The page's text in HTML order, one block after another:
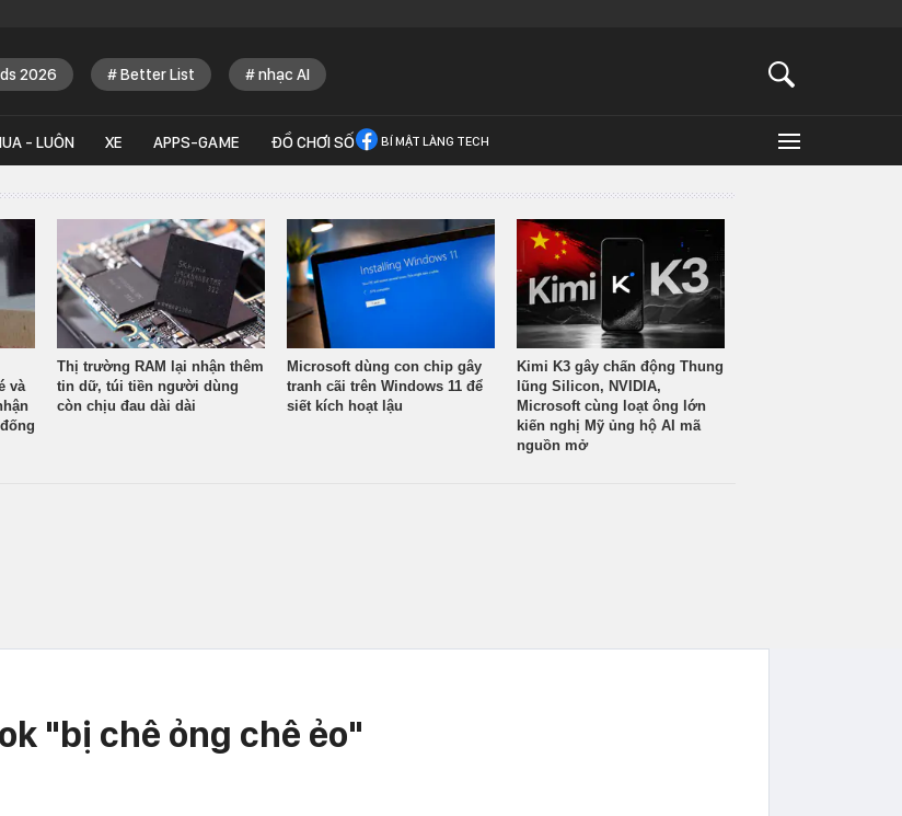
2026 Better List nhạc AI
- LUÔN XE APPS-GAME ĐỒ CHƠI SỐ BÍ MẬT LÀNG TECH
và
Thị trường RAM lại nhận thêm
tin dữ, túi tiền người dùng
còn chịu đau dài dài
Microsoft dùng con chip gây
tranh cãi trên Windows 11 để
siết kích hoạt lậu
Kimi K3 gây chấn động Thung
lũng Silicon, NVIDIA,
Microsoft cùng loạt ông lớn
kiến nghị Mỹ ủng hộ AI mã
nguồn mở
"bị chê ỏng chê ẻo"